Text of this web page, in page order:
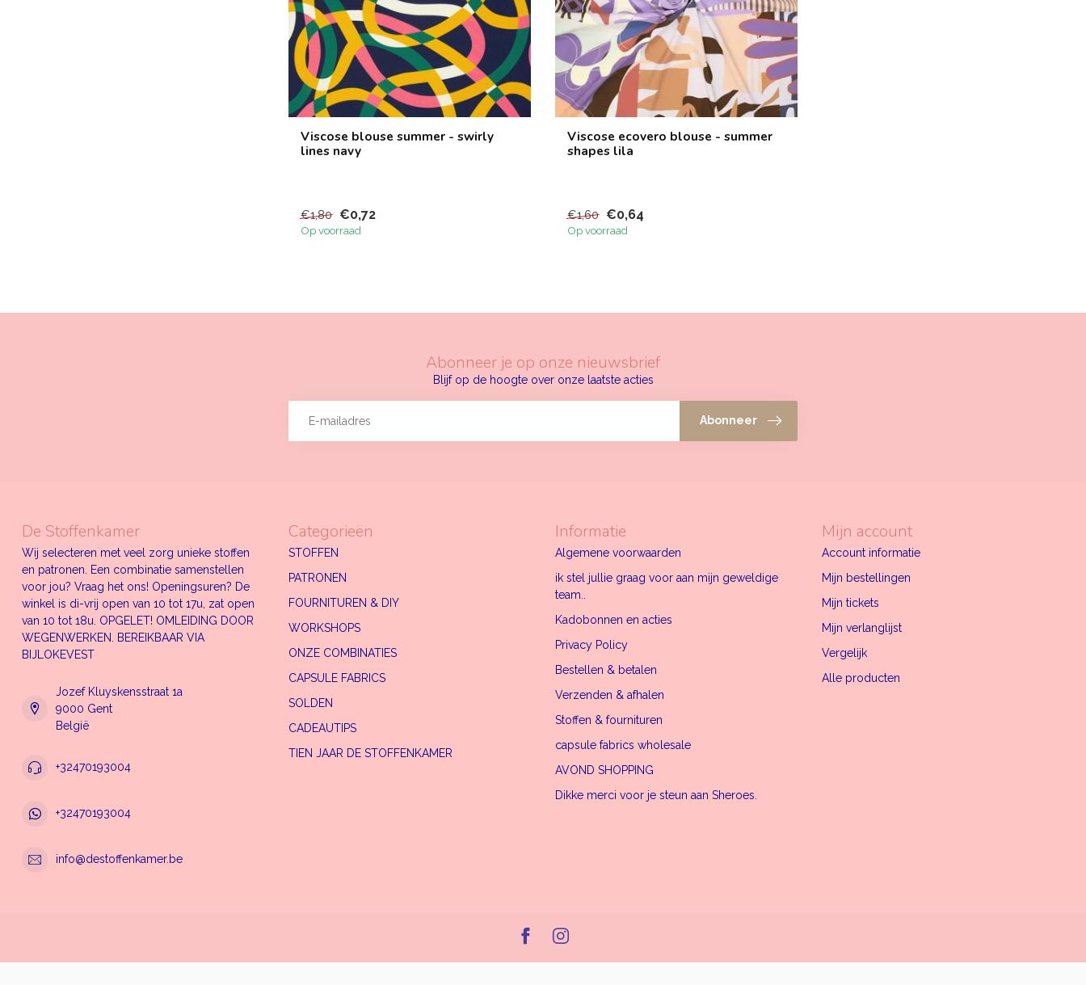
Viscose blouse summer - swirly
lines navy
€1,80 €0,72
Op voorraad
Viscose ecovero blouse - summer
shapes lila
€1,60 €0,64
Op voorraad
Abonneer je op onze nieuwsbrief
Blijf op de hoogte over onze laatste acties
Abonneer
De Stoffenkamer
Wij selecteren met veel zorg unieke stoffen
en patronen. Een combinatie samenstellen
voor jou? Vraag het ons! Openingsuren? De
winkel is di-vrij open van 10 tot 17u, zat open
van 10 tot 18u. OPGELET! OMLEIDING DOOR
WEGENWERKEN. BEREIKBAAR VIA
BIJLOKEVEST
Jozef Kluyskensstraat 1a
9000 Gent
België
+32470193004
+32470193004
info@destoffenkamer.be
Categorieën
STOFFEN
PATRONEN
FOURNITUREN & DIY
WORKSHOPS
ONZE COMBINATIES
CAPSULE FABRICS
SOLDEN
CADEAUTIPS
TIEN JAAR DE STOFFENKAMER
Informatie
Algemene voorwaarden
ik stel jullie graag voor aan mijn geweldige
team..
Kadobonnen en acties
Privacy Policy
Bestellen & betalen
Verzenden & afhalen
Stoffen & fournituren
capsule fabrics wholesale
AVOND SHOPPING
Dikke merci voor je steun aan Sheroes.
Mijn account
Account informatie
Mijn bestellingen
Mijn tickets
Mijn verlanglijst
Vergelijk
Alle producten